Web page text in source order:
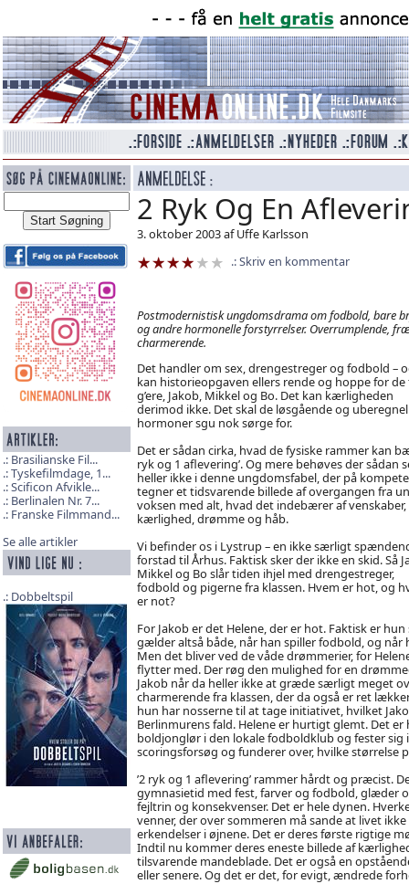
Brasilianske Fil...
Tyskefilmdage, 1...
Scificon Afvikle...
Berlinalen Nr. 7...
Franske Filmmand...
Se alle artikler
Dobbeltspil
2 Ryk Og En
3. oktober 2003 af Uffe Karlsson
Skriv en kommentar
Postmodernistisk ungdomsdrama om fodbold, bare
og andre hormonelle forstyrrelser. Overrumplende,
charmerende.
Det handler om sex, drengestreger og fodbold –
kan historieopgaven ellers rende og hoppe for de
g’ere, Jakob, Mikkel og Bo. Det kan kærligheden
derimod ikke. Det skal de løsgående og
hormoner sgu nok sørge for.
Det er sådan cirka, hvad de fysiske rammer kan
ryk og 1 aflevering’. Og mere behøves der sådan
heller ikke i denne ungdomsfabel, der på
tegner et tidsvarende billede af overgangen fra
voksen med alt, hvad det indebærer af venskaber,
kærlighed, drømme og håb.
Vi befinder os i Lystrup – en ikke særligt
forstad til Århus. Faktisk sker der ikke en skid. Så
Mikkel og Bo slår tiden ihjel med drengestreger,
fodbold og pigerne fra klassen. Hvem er hot, og
er not?
For Jakob er det Helene, der er hot. Faktisk er
gælder altså både, når han spiller fodbold, og
Men det bliver ved de våde drømmerier, for
flytter med. Der røg den mulighed for en
Jakob når da heller ikke at græde særligt meget
charmerende fra klassen, der da også er ret
hun har nosserne til at tage initiativet, hvilket
Berlinmurens fald. Helene er hurtigt glemt. Det
boldjonglør i den lokale fodboldklub og fester sig
scoringsforsøg og funderer over, hvilke størrelse
’2 ryk og 1 aflevering’ rammer hårdt og præcist.
gymnasietid med fest, farver og fodbold, glæder
fejltrin og konsekvenser. Det er hele dynen.
venner, der over sommeren må sande at livet
erkendelser i øjnene. Det er deres første rigtige
Indtil nu kommer deres eneste billede af
tilsvarende mandeblade. Det er også en
eller senere. Og det er det, for evigt, ændrede